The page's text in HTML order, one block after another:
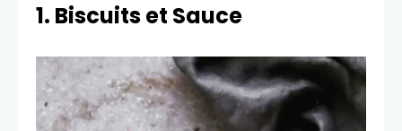
1. Biscuits et Sauce